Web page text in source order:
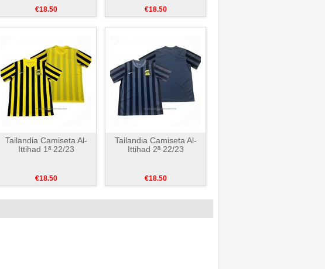
€18.50 €18.50
Tailandia Camiseta Al-
Ittihad 1ª 22/23
€18.50
Tailandia Camiseta Al-
Ittihad 2ª 22/23
€18.50